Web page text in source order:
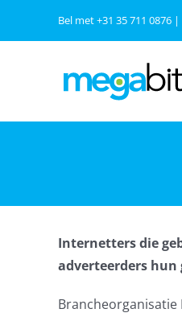
Bel met+31 35 711 0876|
Internetters die
adverteerders hun
Brancheorganisatie